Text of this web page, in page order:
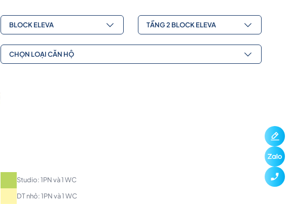
BLOCK ELEVA TẦNG 2 BLOCK ELEVA
CHỌN LOẠI CĂN HỘ
Studio: 1PN và 1 WC
DT nhỏ: 1PN và 1 WC